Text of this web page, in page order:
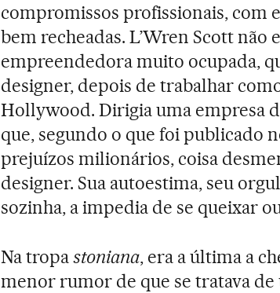
compromissos profissionais, com
bem recheadas. L’Wren Scott não
empreendedora muito ocupada,
designer, depois de trabalhar
Hollywood. Dirigia uma empresa
que, segundo o que foi publicado
prejuízos milionários, coisa
designer. Sua autoestima, seu
sozinha, a impedia de se queixar
Na tropastoniana, era a última a
menor rumor de que se tratava de